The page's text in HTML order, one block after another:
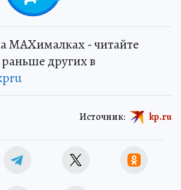
MAXималках - читайте
других в
Источник: kp.ru